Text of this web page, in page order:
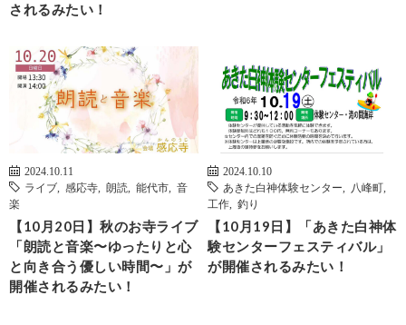
されるみたい！
2024.10.11
ライブ
感応寺 朗読 能代市
音
楽
【10月20日】秋のお寺ライブ
「朗読と音楽〜ゆったりと心
と向き合う優しい時間〜」が
開催されるみたい！
2024.10.10
あきた白神体験センター
八峰町
工作
釣り
【10月19日】「あきた白神体
験センターフェスティバル」
が開催されるみたい！